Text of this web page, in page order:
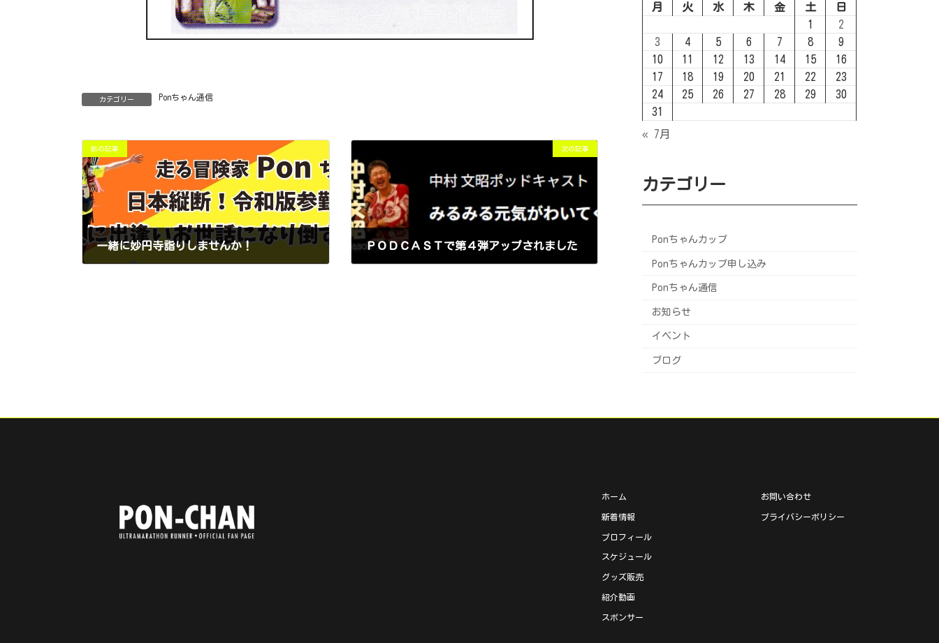
カテゴリー Ponちゃん通信
前の記事
一緒に妙円寺詣りしませんか！
次の記事
ＰＯＤＣＡＳＴで第４弾アップされました
月
火 水 木 金 土
日
1
2
3
4 5 6 7 8
9
10
11 12 13 14 15
16
17
18 19 20 21 22
23
24
25 26 27 28 29
30
31
« 7月
カテゴリー
Ponちゃんカップ
Ponちゃんカップ申し込み
Ponちゃん通信
お知らせ
イベント
ブログ
ホーム
新着情報
プロフィール
スケジュール
グッズ販売
紹介動画
スポンサー
お問い合わせ
プライバシーポリシー